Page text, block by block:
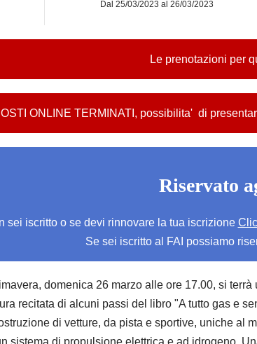
Dal 25/03/2023 al 26/03/2023
Le prenotazioni per
ONLINE TERMINATI, possibilita' di
Riservato
sei iscritto o se devi rinnovare la tua iscrizione
Se sei iscritto al FAI possiamo
domenica 26 marzo alle ore 17.00, si
recitata di alcuni passi del libro "A tutto gas e
di vetture, da pista e sportive, uniche
sistema di propulsione elettrica e ad idrogeno.